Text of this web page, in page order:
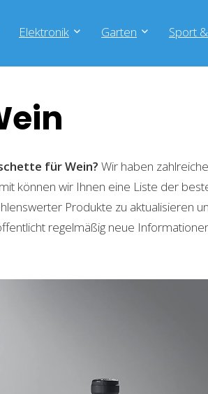
Elektronik Garten Sport
für Wein? Wir haben
können wir Ihnen eine Liste der
Produkte zu aktualisieren
regelmäßig neue